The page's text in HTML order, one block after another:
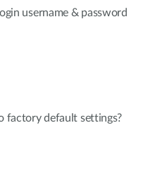
username & password
factory default settings?